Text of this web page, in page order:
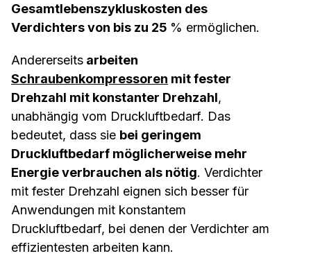
Gesamtlebenszykluskosten des
Verdichters von bis zu 25 % ermöglichen.
Andererseits arbeiten
Schraubenkompressoren mit fester
Drehzahl mit konstanter Drehzahl,
unabhängig vom Druckluftbedarf. Das
bedeutet, dass sie bei geringem
Druckluftbedarf möglicherweise mehr
Energie verbrauchen als nötig. Verdichter
mit fester Drehzahl eignen sich besser für
Anwendungen mit konstantem
Druckluftbedarf, bei denen der Verdichter am
effizientesten arbeiten kann.